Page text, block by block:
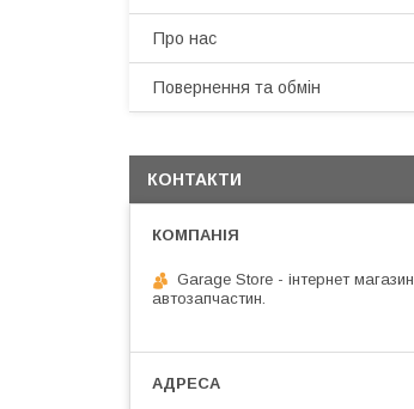
Про нас
Повернення та обмін
КОНТАКТИ
Garage Store - інтернет магазин
автозапчастин.